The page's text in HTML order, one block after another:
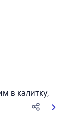
оценок
в калитку,